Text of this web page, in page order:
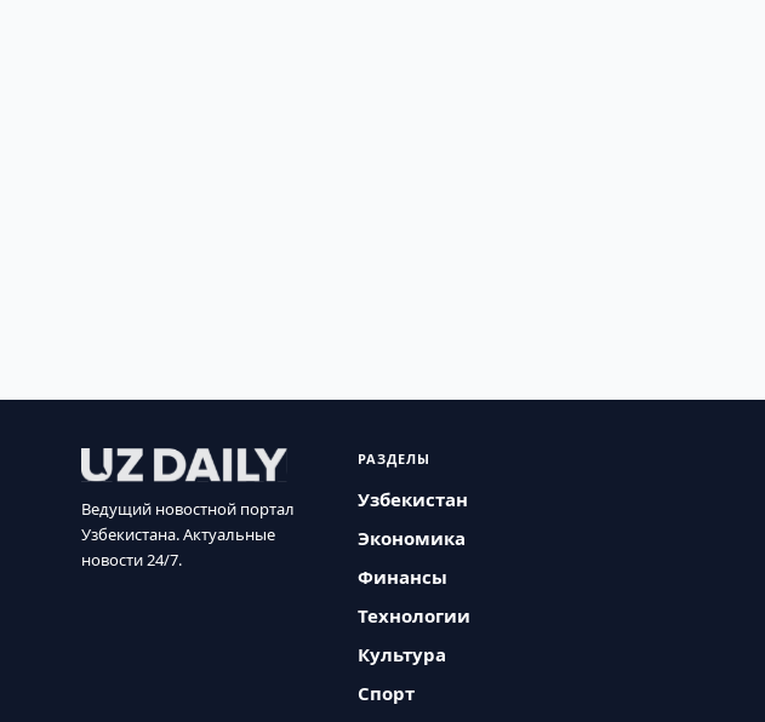
Ведущий новостной портал
Узбекистана. Актуальные
новости 24/7.
РАЗДЕЛЫ
Узбекистан
Экономика
Финансы
Технологии
Культура
Спорт